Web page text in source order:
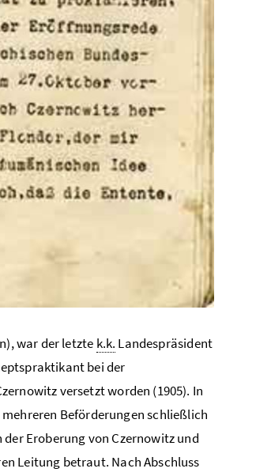
war der letzte k.k. Landespräsident
bei der
versetzt worden (1905). In
Beförderungen schließlich
Eroberung von Czernowitz und
Leitung betraut. Nach Abschluss